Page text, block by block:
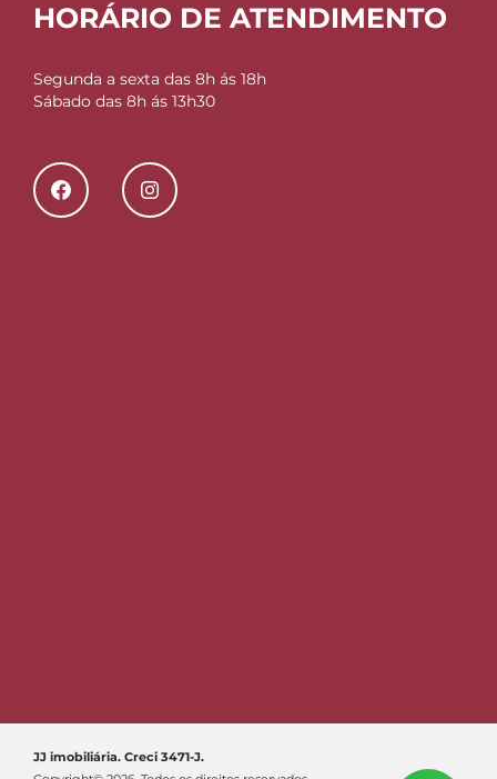
HORÁRIO DE ATENDIMENTO
Segunda a sexta das 8h ás 18h
Sábado das 8h ás 13h30
JJ imobiliária. Creci 3471-J.